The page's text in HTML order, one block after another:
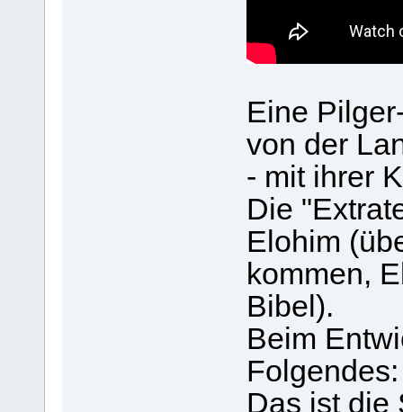
Eine
von der
- mit ihrer
Die
Elohim
kommen,
Bibel).
Beim
Folgendes:
Das ist die